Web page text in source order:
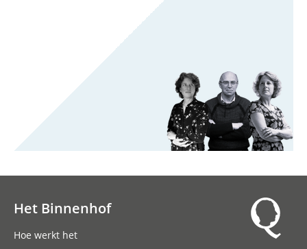
Het Binnenhof
Hoe werkt het